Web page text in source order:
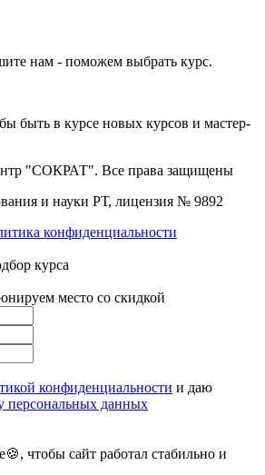
нам - поможем выбрать курс.
быть в курсе новых курсов и мастер-
"СОКРАТ". Все права защищены
и науки РТ, лицензия № 9892
конфиденциальности
курса
место со скидкой
конфиденциальности и даю
персональных данных
чтобы сайт работал стабильно и